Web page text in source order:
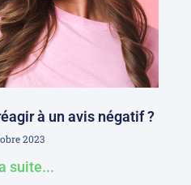
à un avis négatif ?
2023
suite...